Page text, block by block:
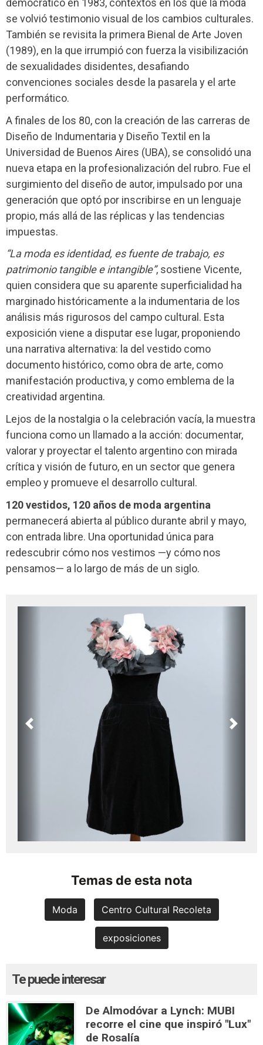
democrático en 1983, contextos en los que la moda
se volvió testimonio visual de los cambios culturales.
También se revisita la primera Bienal de Arte Joven
(1989), en la que irrumpió con fuerza la visibilización
de sexualidades disidentes, desafiando
convenciones sociales desde la pasarela y el arte
performático.
A finales de los 80, con la creación de las carreras de
Diseño de Indumentaria y Diseño Textil en la
Universidad de Buenos Aires (UBA), se consolidó una
nueva etapa en la profesionalización del rubro. Fue el
surgimiento del diseño de autor, impulsado por una
generación que optó por inscribirse en un lenguaje
propio, más allá de las réplicas y las tendencias
impuestas.
“La moda es identidad, es fuente de trabajo, es
patrimonio tangible e intangible”, sostiene Vicente,
quien considera que su aparente superficialidad ha
marginado históricamente a la indumentaria de los
análisis más rigurosos del campo cultural. Esta
exposición viene a disputar ese lugar, proponiendo
una narrativa alternativa: la del vestido como
documento histórico, como obra de arte, como
manifestación productiva, y como emblema de la
creatividad argentina.
Lejos de la nostalgia o la celebración vacía, la muestra
funciona como un llamado a la acción: documentar,
valorar y proyectar el talento argentino con mirada
crítica y visión de futuro, en un sector que genera
empleo y promueve el desarrollo cultural.
120 vestidos, 120 años de moda argentina
permanecerá abierta al público durante abril y mayo,
con entrada libre. Una oportunidad única para
redescubrir cómo nos vestimos —y cómo nos
pensamos— a lo largo de más de un siglo.
Previous Next
Temas de esta nota
Moda Centro Cultural Recoleta
exposiciones
Te puede interesar
De Almodóvar a Lynch: MUBI
recorre el cine que inspiró "Lux"
de Rosalía